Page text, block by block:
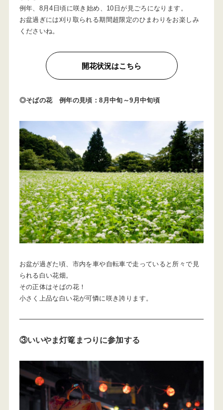
例年、8月4日頃に咲き始め、10日が見ごろになります。
お盆過ぎには刈り取られる期間超限定のひまわりをお楽しみ
くださいね。
開花状況はこちら
◎そばの花 例年の見頃：8月中旬～9月中旬頃
お盆が過ぎた頃、市内を車や自転車で走っていると所々で見
られる白い花畑。
その正体はそばの花！
小さく上品な白い花が可憐に咲き誇ります。
③いいやま灯篭まつりに参加する